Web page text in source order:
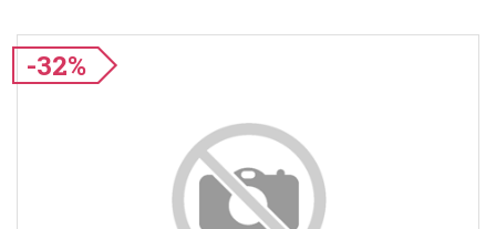
-32%